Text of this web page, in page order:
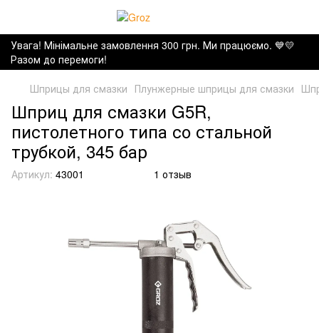
Увага! Мінімальне замовлення 300 грн. Ми працюємо. ​💙💛
Разом до перемоги!
Шприцы для смазки Плунжерные шприцы для смазки
Шприц для смазки G5R,
пистолетного типа со стальной
трубкой, 345 бар
Артикул: 43001 1 отзыв